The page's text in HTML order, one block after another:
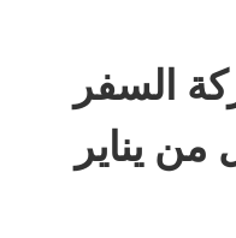
السفر
من يناير